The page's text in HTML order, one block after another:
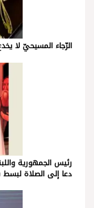
الرّجاء المسيحيّ لا
رئيس الجمهورية
دعا إلى الصلاة